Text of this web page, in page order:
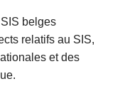
belges
relatifs au SIS,
et des